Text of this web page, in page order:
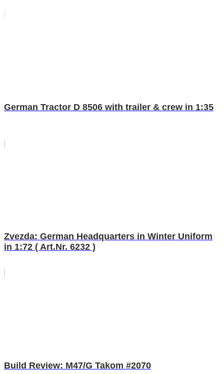
German Tractor D 8506 with trailer & crew in 1:35
Zvezda: German Headquarters in Winter Uniform
in 1:72 ( Art.Nr. 6232 )
Build Review: M47/G Takom #2070